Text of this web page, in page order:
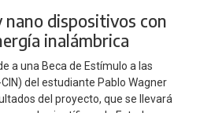
nano dispositivos con
inalámbrica
a una Beca de Estímulo a las
del estudiante Pablo Wagner
del proyecto, que se llevará